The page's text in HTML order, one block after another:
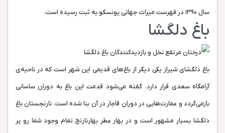
سال ۱۳۹۰ در فهرست میراث جهانی یونسکو به ثبت رسیده است.
باغ دلگشا
باغ دلگشای شیراز یکی دیگر از باغ‌های قدیمی این شهر است که در ناحیه‌ی
آرامگاه سعدی قرار دارد. گفته می‌شود قدمت این باغ به دوران ساسانی
بازمی‌گردد و عمارت‌هایی در دوران قاجار در آن بنا شده است. نارنجستان باغ
دلگشا بسیار مشهور است و در بهار عطر بهارنارنج تمام وجود شما رو پر